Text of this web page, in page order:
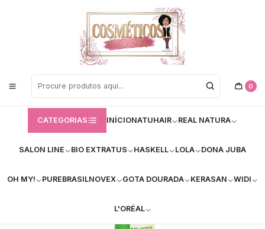
0
CATEGORIAS INÍCIONATUHAIR REAL NATURA
SALON LINE BIO EXTRATUS HASKELL LOLA DONA JUBA
OH MY! PUREBRASILNOVEX GOTA DOURADA KERASAN WIDI
L'ORÉAL
Bem vindos a Loja de Cosméticos Rosa!
✅Spray Day After Babosa Macadâmia Bio Extratus 300ml